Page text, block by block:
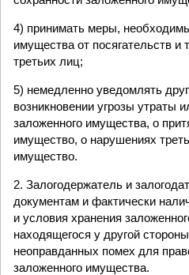
4) принимать меры,
имущества от посягательств и
третьих лиц;
5) немедленно уведомлять
возникновении угрозы утраты
заложенного имущества, о
имущество, о нарушениях
имущество.
2. Залогодержатель и
документам и фактически
и условия хранения
находящегося у другой
неоправданных помех для
заложенного имущества.